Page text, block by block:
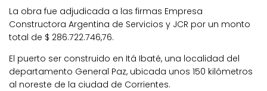
La obra fue adjudicada a las firmas Empresa
Constructora Argentina de Servicios y JCR por un monto
total de $ 286.722.746,76.
El puerto ser construido en Itá Ibaté, una localidad del
departamento General Paz, ubicada unos 150 kilómetros
al noreste de la ciudad de Corrientes.